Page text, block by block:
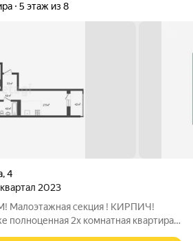
5 этаж из 8
,4
квартал 2023
полноценная 2х комнатная квартира в